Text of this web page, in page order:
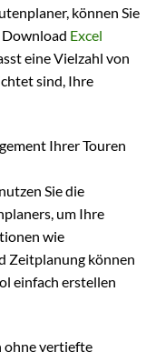
können Sie
Download Excel
eine Vielzahl von
sind, Ihre
Ihrer Touren
Sie die
um Ihre
wie
Zeitplanung können
einfach erstellen
ohne vertiefte